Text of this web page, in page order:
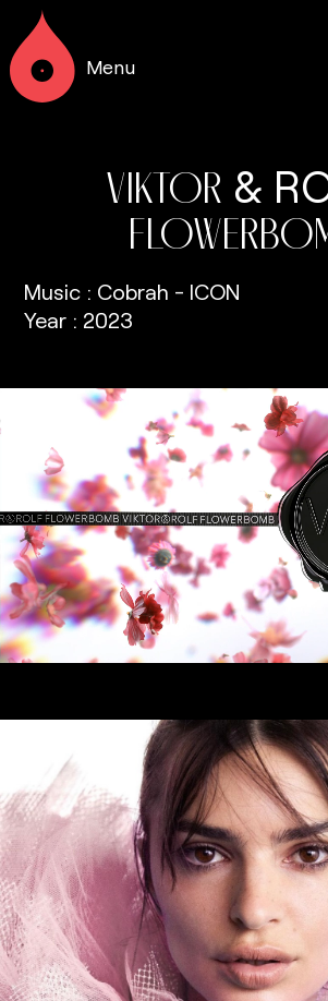
Menu
VIKTOR &
Music : Cobrah - ICON
Year : 2023